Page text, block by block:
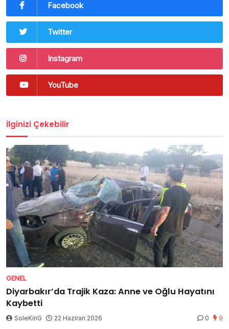
Facebook
Twitter
Instagram
YouTube
İlginizi Çekebilir
GENEL
Diyarbakır’da Trajik Kaza: Anne ve Oğlu Hayatını
Kaybetti
SoleKinG 22 Haziran 2026 0 9